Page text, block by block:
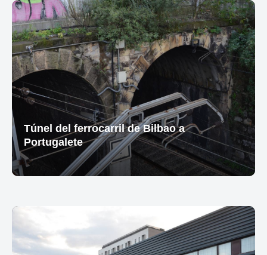
Túnel del ferrocarril de Bilbao a
Portugalete